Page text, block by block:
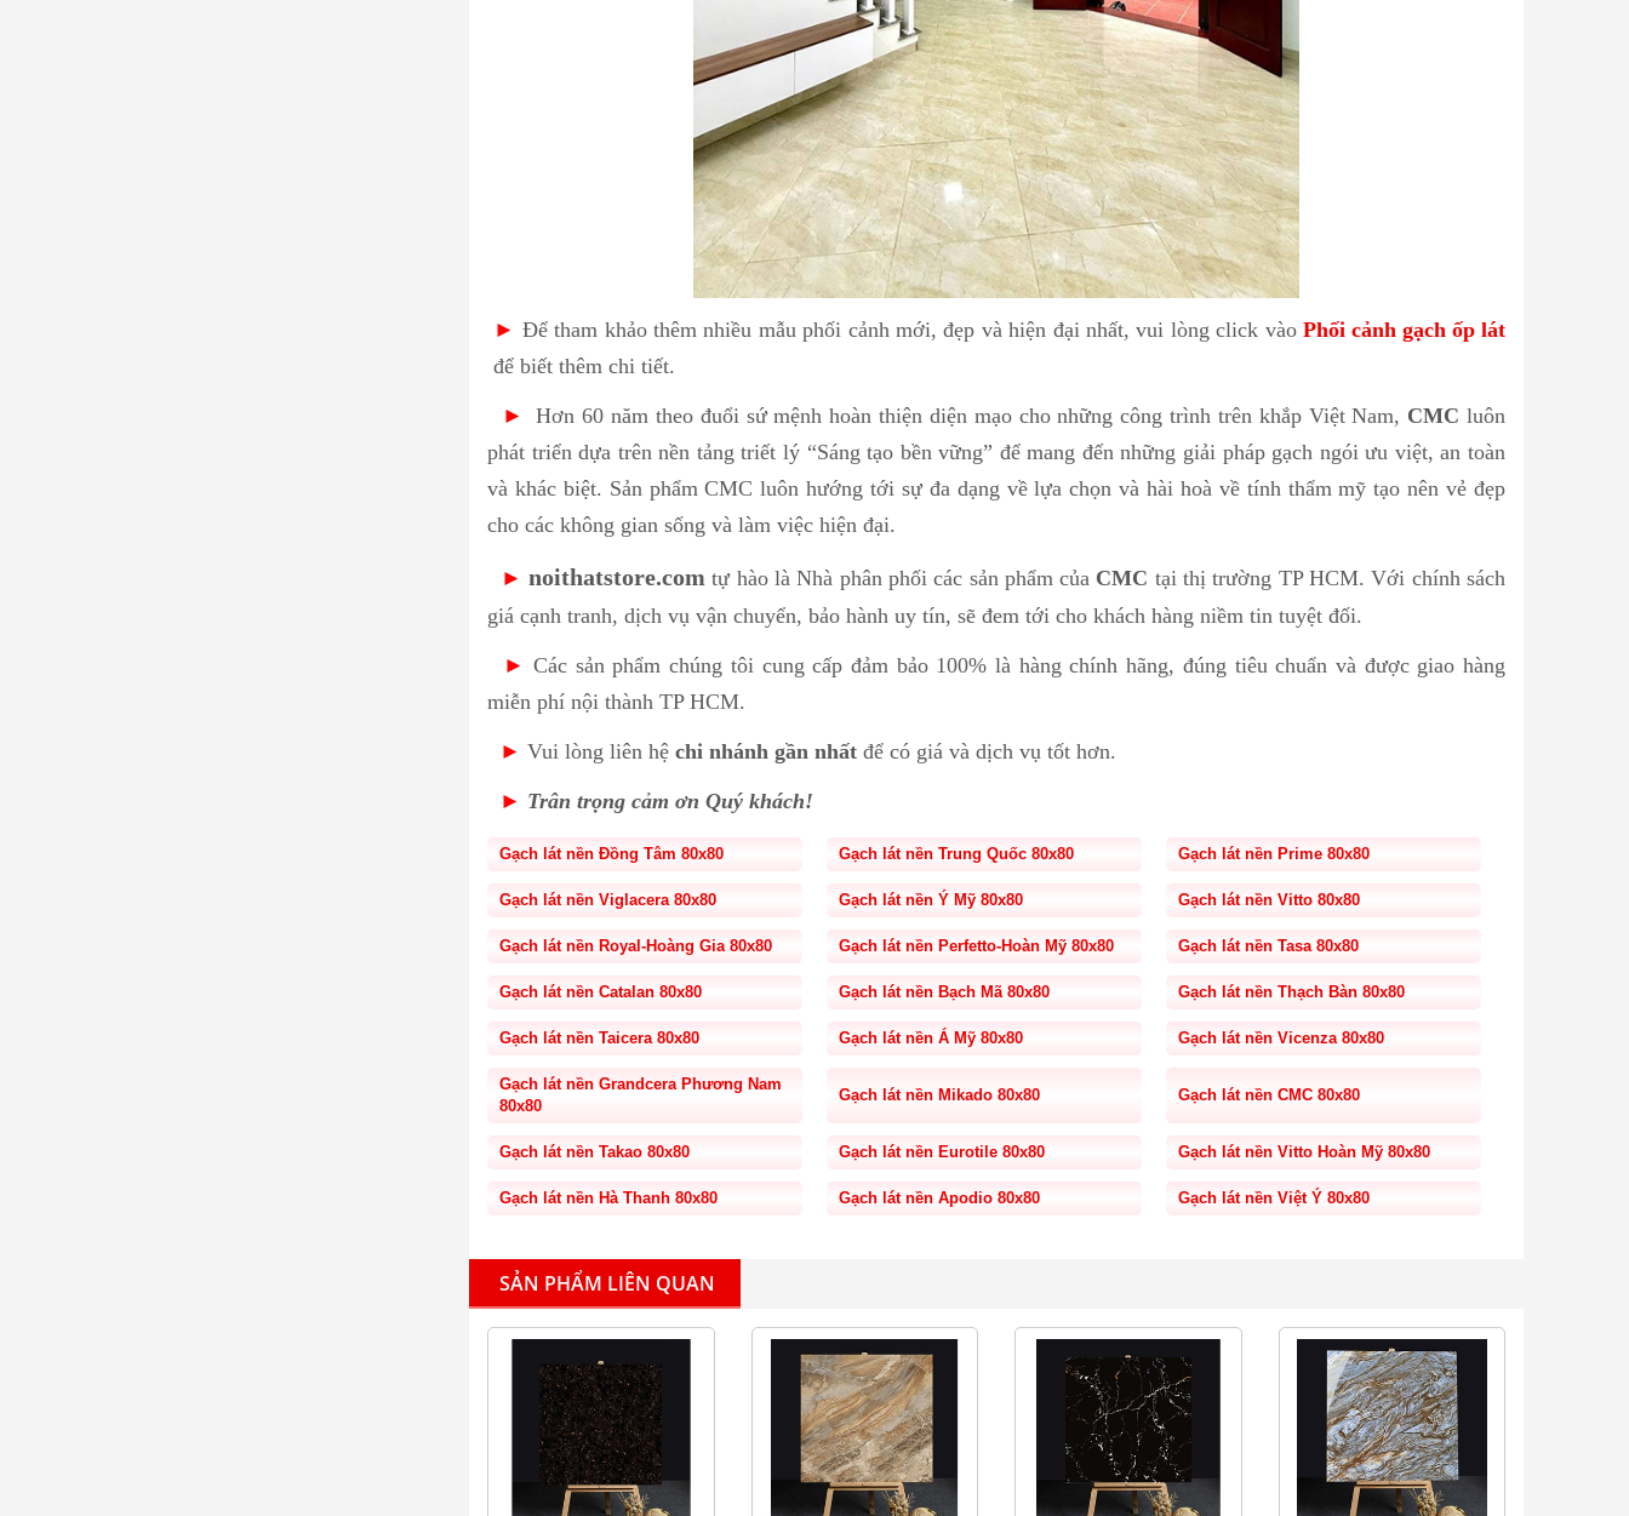
► Để tham khảo thêm nhiều mẫu phối cảnh mới, đẹp và hiện đại nhất, vui lòng click vàoPhối cảnh gạch ốp lát
để biết thêm chi tiết.
► Hơn 60 năm theo đuổi sứ mệnh hoàn thiện diện mạo cho những công trình trên khắp Việt Nam, CMCluôn
phát triển dựa trên nền tảng triết lý “Sáng tạo bền vững” để mang đến những giải pháp gạch ngói ưu việt, an toàn
và khác biệt. Sản phẩm CMC luôn hướng tới sự đa dạng về lựa chọn và hài hoà về tính thẩm mỹ tạo nên vẻ đẹp
cho các không gian sống và làm việc hiện đại.
► noithatstore.com tự hào là Nhà phân phối các sản phẩm của CMC tại thị trường TP HCM. Với chính sách
giá cạnh tranh, dịch vụ vận chuyển, bảo hành uy tín, sẽ đem tới cho khách hàng niềm tin tuyệt đối.
► Các sản phẩm chúng tôi cung cấp đảm bảo 100% là hàng chính hãng, đúng tiêu chuẩn và được giao hàng
miễn phí nội thành TP HCM.
► Vui lòng liên hệ chi nhánh gần nhất để có giá và dịch vụ tốt hơn.
► Trân trọng cảm ơn Quý khách!
Gạch lát nền Đồng Tâm 80x80 Gạch lát nền Trung Quốc 80x80 Gạch lát nền Prime 80x80
Gạch lát nền Viglacera 80x80 Gạch lát nền Ý Mỹ 80x80 Gạch lát nền Vitto 80x80
Gạch lát nền Royal-Hoàng Gia 80x80 Gạch lát nền Perfetto-Hoàn Mỹ 80x80 Gạch lát nền Tasa 80x80
Gạch lát nền Catalan 80x80 Gạch lát nền Bạch Mã 80x80 Gạch lát nền Thạch Bàn 80x80
Gạch lát nền Taicera 80x80 Gạch lát nền Á Mỹ 80x80 Gạch lát nền Vicenza 80x80
Gạch lát nền Grandcera Phương Nam
80x80
Gạch lát nền Mikado 80x80 Gạch lát nền CMC 80x80
Gạch lát nền Takao 80x80 Gạch lát nền Eurotile 80x80 Gạch lát nền Vitto Hoàn Mỹ 80x80
Gạch lát nền Hà Thanh 80x80 Gạch lát nền Apodio 80x80 Gạch lát nền Việt Ý 80x80
SẢN PHẨM LIÊN QUAN